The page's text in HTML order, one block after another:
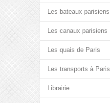
Les bateaux parisiens
Les canaux parisiens
Les quais de Paris
Les transports à Paris
Librairie